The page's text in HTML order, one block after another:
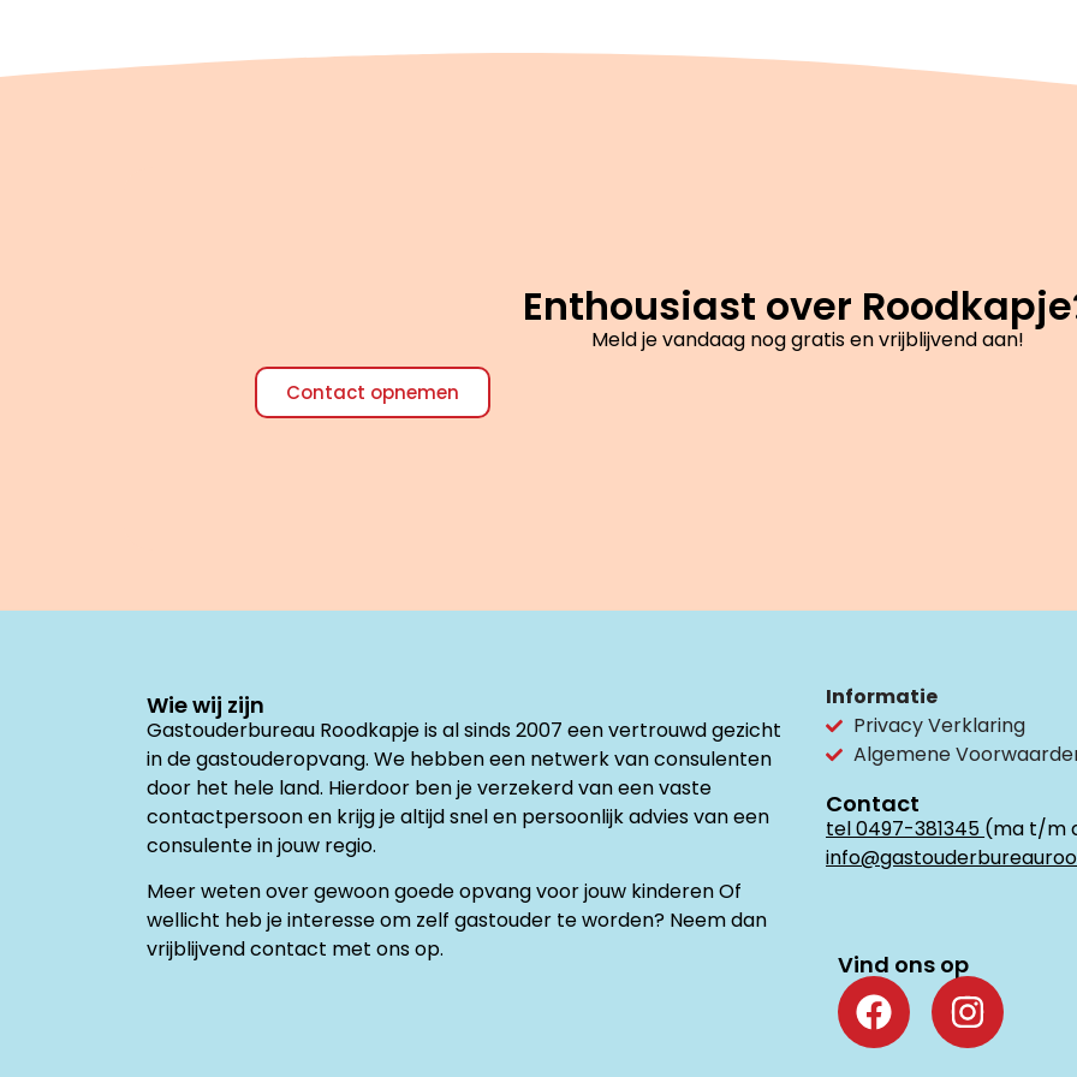
Enthousiast over
Meld je vandaag nog gratis en vrijblijvend aan!
Contact opnemen
Wie wij zijn
Gastouderbureau Roodkapje is al sinds 2007 een vertrouwd gezicht
in de gastouderopvang. We hebben een netwerk van consulenten
door het hele land. Hierdoor ben je verzekerd van een vaste
contactpersoon en krijg je altijd snel en persoonlijk advies van een
consulente in jouw regio.
Meer weten over gewoon goede opvang voor jouw kinderen Of
wellicht heb je interesse om zelf gastouder te worden? Neem dan
vrijblijvend contact met ons op.
Informatie
Privacy Verklaring
Algemene
Contact
tel 0497-381345 (ma t/m
Vind ons op